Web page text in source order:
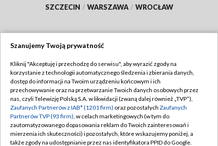
SZCZECIN / WARSZAWA / WROCŁAW
TVP
Abonament TVP
Emisja w TVP
Centrum informacji TVP
Naziemna Telewizja Cyfrowa
Regulamin TVP
Polityka prywatności
Moje zgody
Pomoc
Szanujemy Twoją prywatność
Kliknij "Akceptuję i przechodzę do serwisu", aby wyrazić zgody na
korzystanie z technologii automatycznego śledzenia i zbierania danych,
dostęp do informacji na Twoim urządzeniu końcowym i ich
przechowywanie oraz na przetwarzanie Twoich danych osobowych przez
nas, czyli Telewizję Polską S.A. w likwidacji (zwaną dalej również „TVP”),
Zaufanych Partnerów z IAB* (1201 firm) oraz pozostałych Zaufanych
Partnerów TVP (93 firm), w celach marketingowych (w tym do
zautomatyzowanego dopasowania reklam do Twoich zainteresowań i
mierzenia ich skuteczności) i pozostałych, które wskazujemy poniżej, a
także zgody na udostępnianie przez nas identyfikatora PPID do Google.